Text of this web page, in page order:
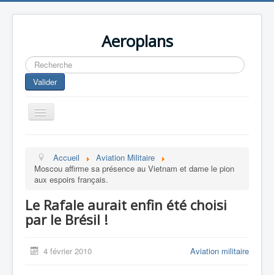
Aeroplans
Rechercher
Valider
Toggle
Navigation
Aviation Commerciale
Aviation d'Affaire
Aviation Militaire
Europespace
Drones
Accueil
Aviation Militaire
Moscou affirme sa présence au Vietnam et dame le pion
aux espoirs français.
Le Rafale aurait enfin été choisi
par le Brésil !
4 février 2010 Aviation militaire